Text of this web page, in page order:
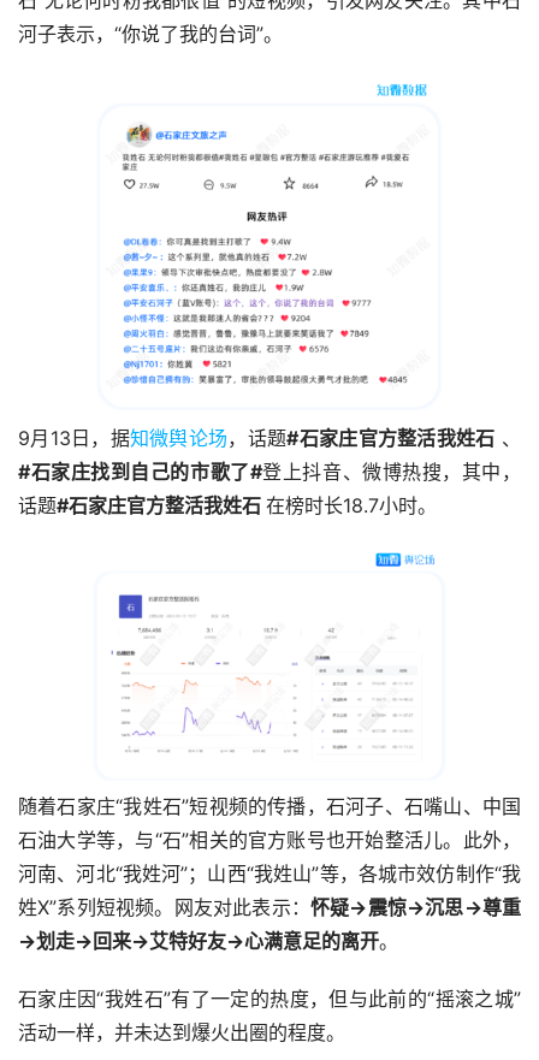
河子表示，“你说了我的台词”。
9月13日，据知微舆论场，话题#石家庄官方整活我姓石 、
#石家庄找到自己的市歌了#登上抖音、微博热搜，其中，
话题#石家庄官方整活我姓石 在榜时长18.7小时。
随着石家庄“我姓石”短视频的传播，石河子、石嘴山、中国
石油大学等，与“石”相关的官方账号也开始整活儿。此外，
河南、河北“我姓河”；山西“我姓山”等，各城市效仿制作“我
姓X”系列短视频。网友对此表示： 怀疑→震惊→沉思→尊重
→划走→回来→艾特好友→心满意足的离开。
石家庄因“我姓石”有了一定的热度，但与此前的“摇滚之城”
活动一样，并未达到爆火出圈的程度。